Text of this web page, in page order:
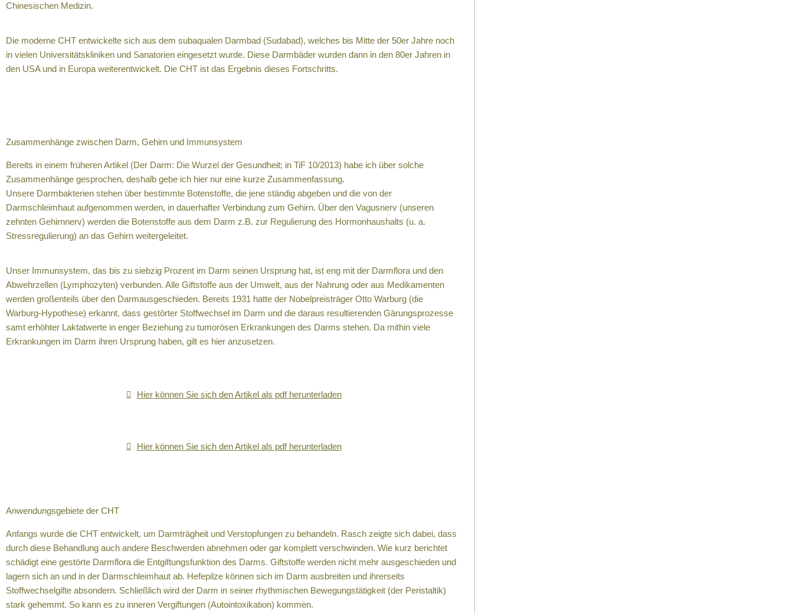
Chinesischen Medizin.
Die moderne CHT entwickelte sich aus dem subaqualen Darmbad (Sudabad), welches bis Mitte der 50er Jahre noch
in vielen Universitätskliniken und Sanatorien eingesetzt wurde. Diese Darmbäder wurden dann in den 80er Jahren in
den USA und in Europa weiterentwickelt. Die CHT ist das Ergebnis dieses Fortschritts.
Zusammenhänge zwischen Darm, Gehirn und Immunsystem
Bereits in einem früheren Artikel (Der Darm: Die Wurzel der Gesundheit; in TiF 10/2013) habe ich über solche
Zusammenhänge gesprochen, deshalb gebe ich hier nur eine kurze Zusammenfassung.
Unsere Darmbakterien stehen über bestimmte Botenstoffe, die jene ständig abgeben und die von der
Darmschleimhaut aufgenommen werden, in dauerhafter Verbindung zum Gehirn. Über den Vagusnerv (unseren
zehnten Gehirnnerv) werden die Botenstoffe aus dem Darm z.B. zur Regulierung des Hormonhaushalts (u. a.
Stressregulierung) an das Gehirn weitergeleitet.
Unser Immunsystem, das bis zu siebzig Prozent im Darm seinen Ursprung hat, ist eng mit der Darmflora und den
Abwehrzellen (Lymphozyten) verbunden. Alle Giftstoffe aus der Umwelt, aus der Nahrung oder aus Medikamenten
werden großenteils über den Darmausgeschieden. Bereits 1931 hatte der Nobelpreisträger Otto Warburg (die
Warburg-Hypothese) erkannt, dass gestörter Stoffwechsel im Darm und die daraus resultierenden Gärungsprozesse
samt erhöhter Laktatwerte in enger Beziehung zu tumorösen Erkrankungen des Darms stehen. Da mithin viele
Erkrankungen im Darm ihren Ursprung haben, gilt es hier anzusetzen.
Hier können Sie sich den Artikel als pdf herunterladen
Hier können Sie sich den Artikel als pdf herunterladen
Anwendungsgebiete der CHT
Anfangs wurde die CHT entwickelt, um Darmträgheit und Verstopfungen zu behandeln. Rasch zeigte sich dabei, dass
durch diese Behandlung auch andere Beschwerden abnehmen oder gar komplett verschwinden. Wie kurz berichtet
schädigt eine gestörte Darmflora die Entgiftungsfunktion des Darms. Giftstoffe werden nicht mehr ausgeschieden und
lagern sich an und in der Darmschleimhaut ab. Hefepilze können sich im Darm ausbreiten und ihrerseits
Stoffwechselgifte absondern. Schließlich wird der Darm in seiner rhythmischen Bewegungstätigkeit (der Peristaltik)
stark gehemmt. So kann es zu inneren Vergiftungen (Autointoxikation) kommen.